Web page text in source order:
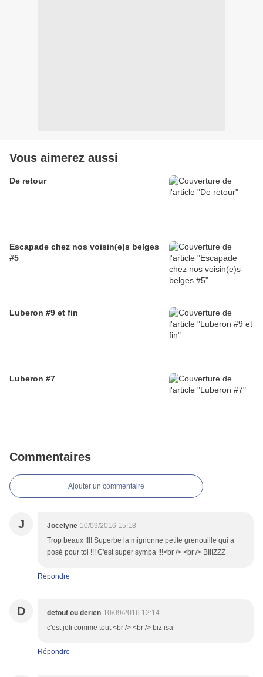
Vous aimerez aussi
De retour
Escapade chez nos voisin(e)s belges
#5
Luberon #9 et fin
Luberon #7
Commentaires
Ajouter un commentaire
J Jocelyne 10/09/2016 15:18
Trop beaux !!!! Superbe la mignonne petite grenouille qui a
posé pour toi !!! C'est super sympa !!!<br /> <br /> BIIIZZZ
Répondre
D detout ou derien 10/09/2016 12:14
c'est joli comme tout <br /> <br /> biz isa
Répondre